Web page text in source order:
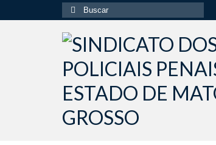
Buscar
por: